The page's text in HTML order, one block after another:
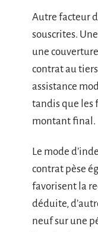
Autre facteur
souscrites.
une
contrat au
assistance
tandis que les
montant final.
Le mode
contrat pèse
favorisent la
déduite,
neuf sur une